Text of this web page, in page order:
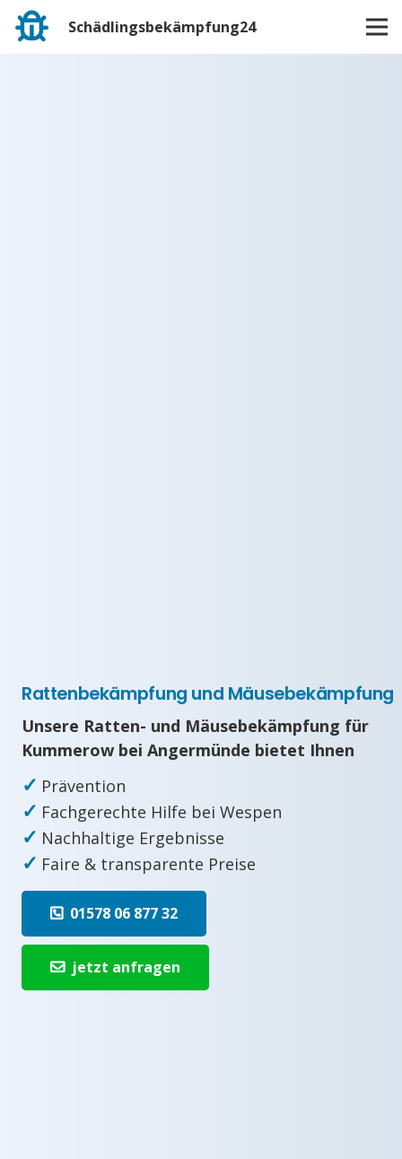
Schädlingsbekämpfung24
Rattenbekämpfung und Mäusebekämpfung
Unsere Ratten- und Mäusebekämpfung für
Kummerow bei Angermünde bietet Ihnen
✓ Prävention
✓ Fachgerechte Hilfe bei Wespen
✓ Nachhaltige Ergebnisse
✓ Faire & transparente Preise
01578 06 877 32
jetzt anfragen